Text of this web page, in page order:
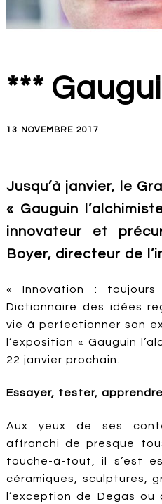
***
13 NOVEMBRE 2017
Jusqu’à janvier, le
« Gauguin
innovateur et
Boyer, directeur de
« Innovation :
Dictionnaire des idées
vie à perfectionner son
l’exposition « Gauguin
22 janvier prochain.
Essayer, tester,
Aux yeux de ses
affranchi de presque
touche-à-tout, il s’est
céramiques, sculptures,
l’exception de Degas